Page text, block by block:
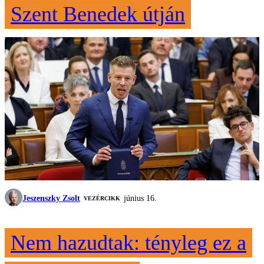
Szent Benedek útján
Jeszenszky Zsolt VEZÉRCIKK június 16.
Nem hazudtak: tényleg ez a